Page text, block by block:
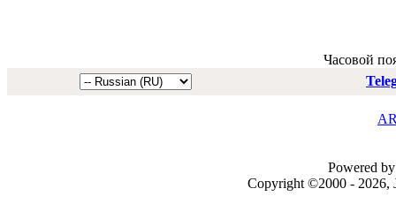
Часовой
Powered
Copyright ©2000 - 2026,